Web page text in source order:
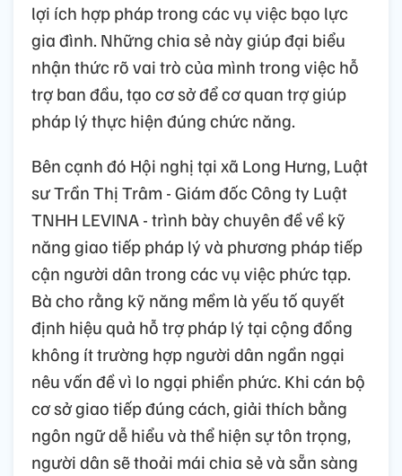
lợi ích hợp pháp trong các vụ việc bạo lực
gia đình. Những chia sẻ này giúp đại biểu
nhận thức rõ vai trò của mình trong việc hỗ
trợ ban đầu, tạo cơ sở để cơ quan trợ giúp
pháp lý thực hiện đúng chức năng.
Bên cạnh đó Hội nghị tại xã Long Hưng, Luật
sư Trần Thị Trâm - Giám đốc Công ty Luật
TNHH LEVINA - trình bày chuyên đề về kỹ
năng giao tiếp pháp lý và phương pháp tiếp
cận người dân trong các vụ việc phức tạp.
Bà cho rằng kỹ năng mềm là yếu tố quyết
định hiệu quả hỗ trợ pháp lý tại cộng đồng
không ít trường hợp người dân ngần ngại
nêu vấn đề vì lo ngại phiền phức. Khi cán bộ
cơ sở giao tiếp đúng cách, giải thích bằng
ngôn ngữ dễ hiểu và thể hiện sự tôn trọng,
người dân sẽ thoải mái chia sẻ và sẵn sàng